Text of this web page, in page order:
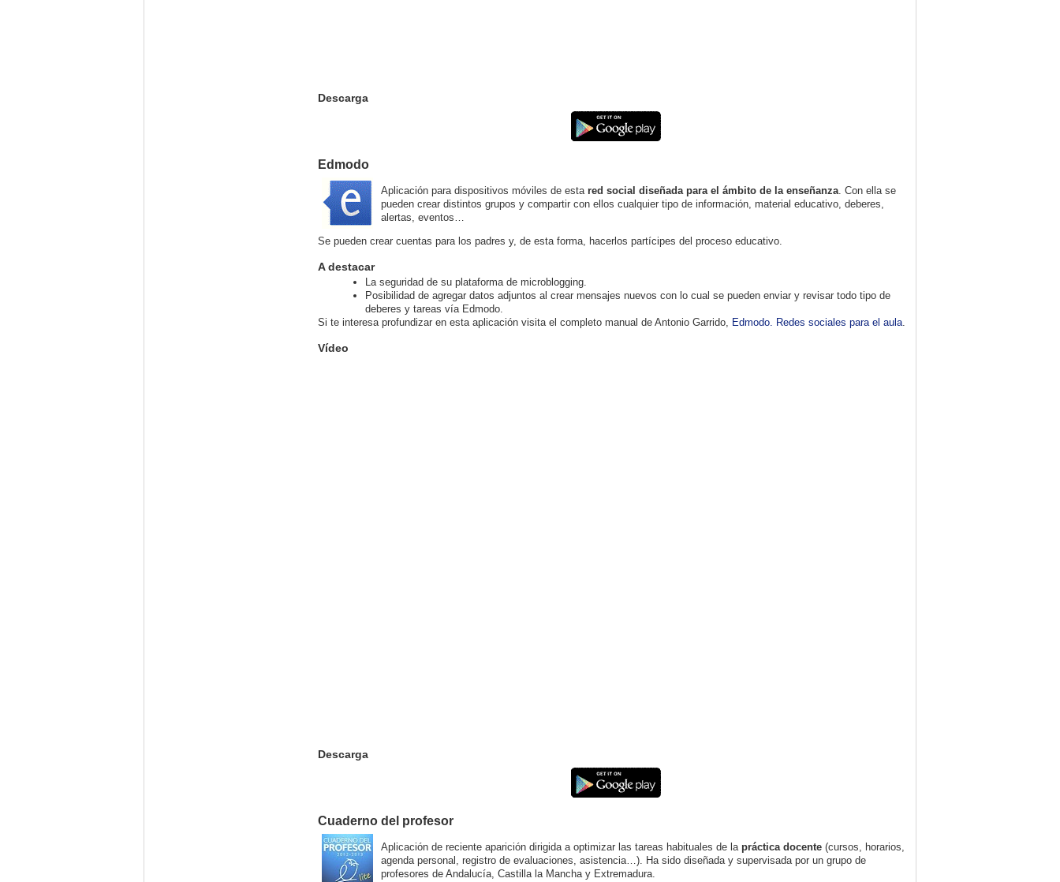
Descarga
Edmodo
Aplicación para dispositivos móviles de esta red social diseñada para el ámbito de la enseñanza. Con ella se
pueden crear distintos grupos y compartir con ellos cualquier tipo de información, material educativo, deberes,
alertas, eventos…
Se pueden crear cuentas para los padres y, de esta forma, hacerlos partícipes del proceso educativo.
A destacar
La seguridad de su plataforma de microblogging.
Posibilidad de agregar datos adjuntos al crear mensajes nuevos con lo cual se pueden enviar y revisar todo tipo de
deberes y tareas vía Edmodo.
Si te interesa profundizar en esta aplicación visita el completo manual de Antonio Garrido, Edmodo. Redes sociales para el aula.
Vídeo
Descarga
Cuaderno del profesor
Aplicación de reciente aparición dirigida a optimizar las tareas habituales de la práctica docente (cursos, horarios,
agenda personal, registro de evaluaciones, asistencia…). Ha sido diseñada y supervisada por un grupo de
profesores de Andalucía, Castilla la Mancha y Extremadura.